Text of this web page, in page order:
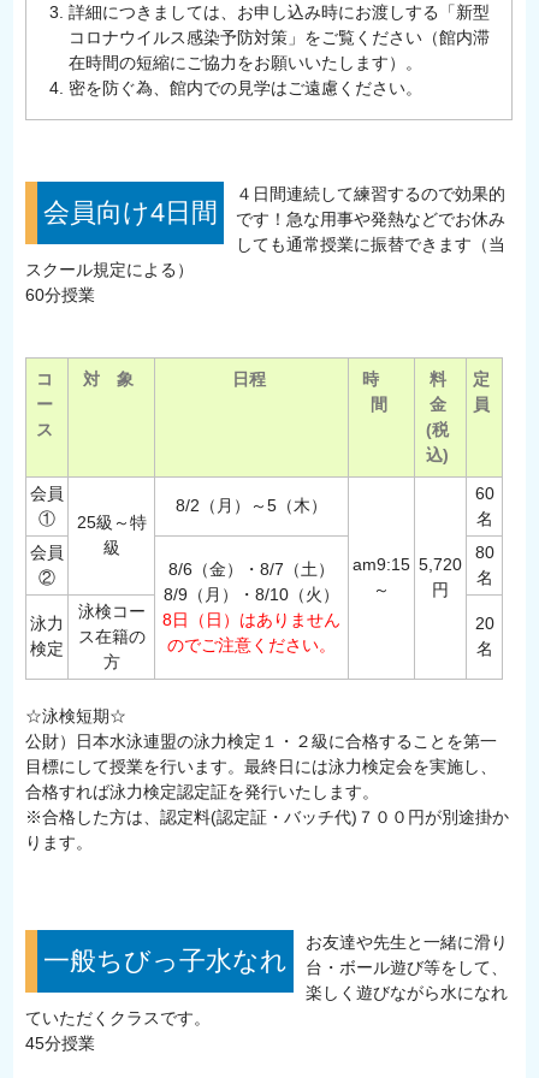
詳細につきましては、お申し込み時にお渡しする「新型
コロナウイルス感染予防対策」をご覧ください（館内滞
在時間の短縮にご協力をお願いいたします）。
密を防ぐ為、館内での見学はご遠慮ください。
会員向け4日間
４日間連続して練習するので効果的
です！急な用事や発熱などでお休み
しても通常授業に振替できます（当
スクール規定による）
60分授業
コ
ー
ス
対 象 日程
時
間
料
金
(税
込)
定
員
会員
①
25級～特
級
8/2（月）～5（木）
am9:15
～
5,720
円
60
名
会員
②
8/6（金）・8/7（土）
8/9（月）・8/10（火）
8日（日）はありません
のでご注意ください。
80
名
泳力
検定
泳検コー
ス在籍の
方
20
名
☆泳検短期☆
公財）日本水泳連盟の泳力検定１・２級に合格することを第一
目標にして授業を行います。最終日には泳力検定会を実施し、
合格すれば泳力検定認定証を発行いたします。
※合格した方は、認定料(認定証・バッチ代)７００円が別途掛か
ります。
一般ちびっ子水なれ
お友達や先生と一緒に滑り
台・ボール遊び等をして、
楽しく遊びながら水になれ
ていただくクラスです。
45分授業